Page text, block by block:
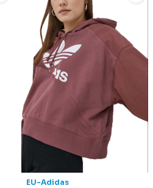
EU-Adidas